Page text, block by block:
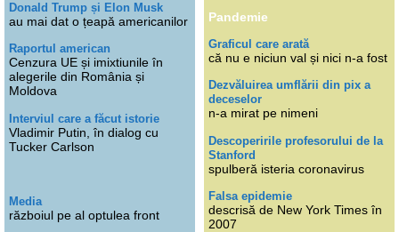
Donald Trump și Elon Musk
au mai dat o țeapă americanilor
Raportul american
Cenzura UE și imixtiunile în
alegerile din România și
Moldova
Interviul care a făcut istorie
Vladimir Putin, în dialog cu
Tucker Carlson
Media
războiul pe al optulea front
Pandemie
Graficul care arată
că nu e niciun val și nici n-a fost
Dezvăluirea umflării din pix a
deceselor
n-a mirat pe nimeni
Descoperirile profesorului de la
Stanford
spulberă isteria coronavirus
Falsa epidemie
descrisă de New York Times în
2007